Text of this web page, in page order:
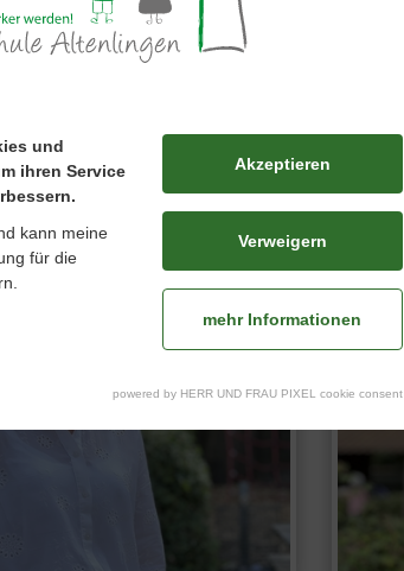
und
ihren Service
kann meine
für die
Akzeptieren
Verweigern
mehr Informationen
powered by HERR UND FRAU PIXEL cookie consent